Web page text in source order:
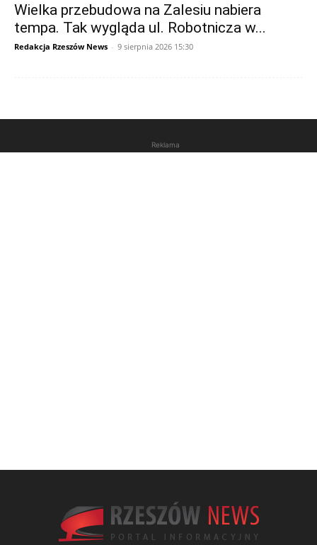
Wielka przebudowa na Zalesiu nabiera
tempa. Tak wygląda ul. Robotnicza w...
Redakcja Rzeszów News - 9 sierpnia 2026 15:30
Reklama